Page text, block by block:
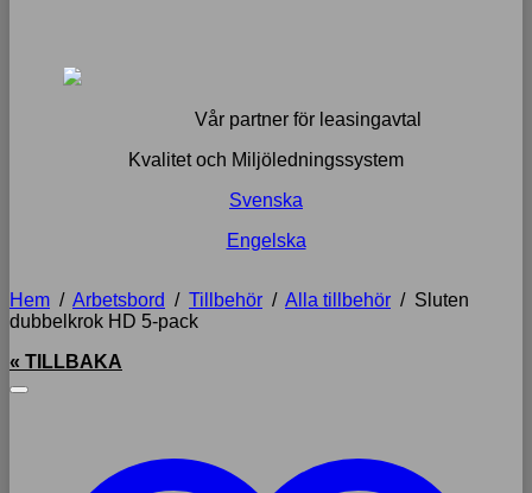
Vår partner för leasingavtal
Kvalitet och Miljöledningssystem
Svenska
Engelska
Hem / Arbetsbord / Tillbehör / Alla tillbehör / Sluten
dubbelkrok HD 5-pack
« TILLBAKA